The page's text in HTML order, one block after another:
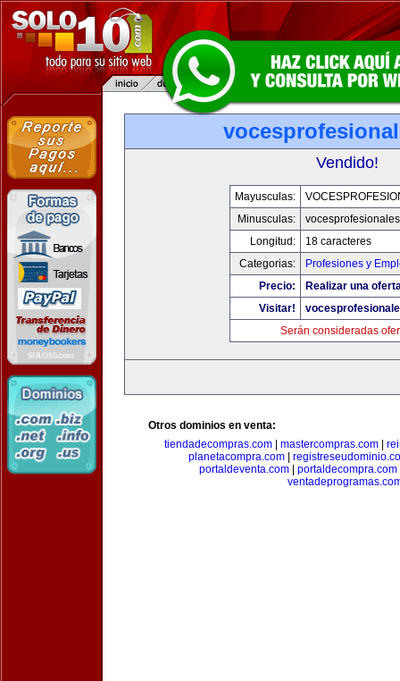
Vendido!
Mayusculas:
Minusculas:
Longitud:
18 caracteres
Categorias:
Profesiones y
Precio:
Realizar una
Visitar!
Serán consideradas
Otros dominios en venta:
tiendadecompras.com| mastercompras.com|
planetacompra.com|
portaldeventa.com
portaldecompra.com